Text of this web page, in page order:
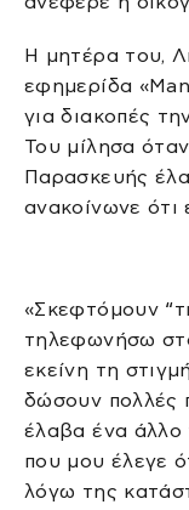
Η μητέρα του,
εφημερίδα
για διακοπές
Του μίλησα
Παρασκευής
ανακοίνωνε ότι
«Σκεφτόμουν
τηλεφωνήσω
εκείνη τη
δώσουν πολλές
έλαβα ένα
που μου έλεγε
λόγω της